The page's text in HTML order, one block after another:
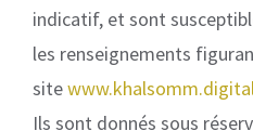
indicatif, et sont
les renseignements
site
Ils sont donnés sous